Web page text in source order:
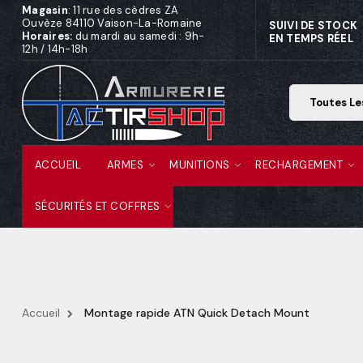
Magasin: 11 rue des cèdres ZA
Ouvèze 84110 Vaison-La-Romaine
Horaires: du mardi au samedi : 9h-
12h / 14h-18h
SUIVI DE STOCK
EN TEMPS RÉEL
ACCUEIL ARMES MUNITIONS RECHARGEMENT
SÉCURITÉS ET COFFRES
Accueil Montage rapide ATN Quick Detach Mount